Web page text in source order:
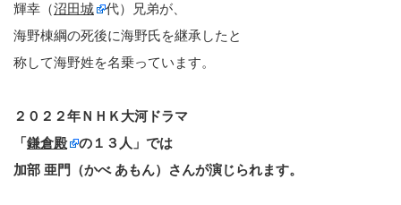
輝幸（沼田城
代）兄弟が、
海野棟綱の死後に海野氏を継承したと
称して海野姓を名乗っています。
２０２２年ＮＨＫ大河ドラマ
「鎌倉殿
の１３人」では
加部 亜門（かべ あもん）さんが演じられます。